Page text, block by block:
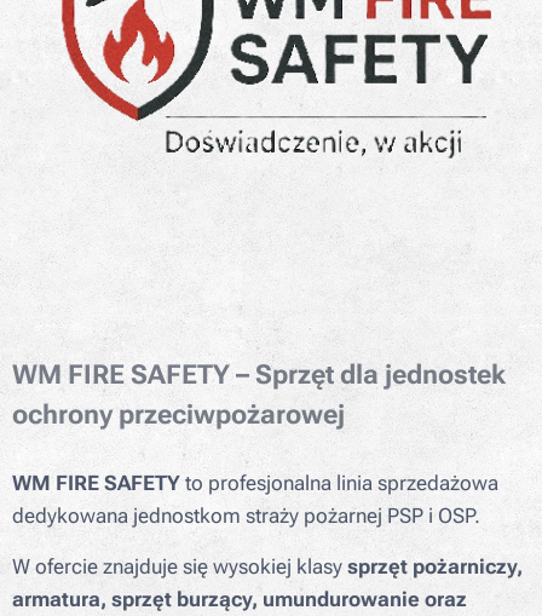
WM FIRE SAFETY – Sprzęt dla jednostek
ochrony przeciwpożarowej
WM FIRE SAFETY to profesjonalna linia sprzedażowa
dedykowana jednostkom straży pożarnej PSP i OSP.
W ofercie znajduje się wysokiej klasy sprzęt pożarniczy,
armatura, sprzęt burzący, umundurowanie oraz